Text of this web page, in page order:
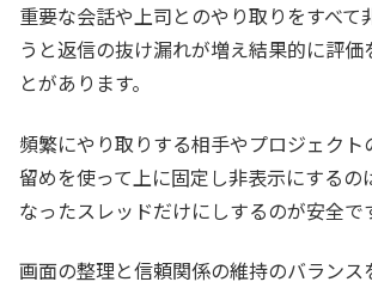
重要な会話や上司とのやり取りをすべて
うと返信の抜け漏れが増え結果的に評価
とがあります。
頻繁にやり取りする相手やプロジェクト
留めを使って上に固定し非表示にするの
なったスレッドだけにしするのが安全で
画面の整理と信頼関係の維持のバランス